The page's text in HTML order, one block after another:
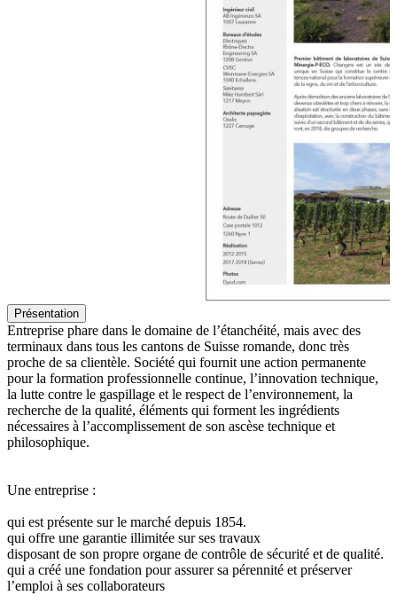
Présentation
Entreprise phare dans le domaine de l’étanchéité, mais avec des
terminaux dans tous les cantons de Suisse romande, donc très
proche de sa clientèle. Société qui fournit une action permanente
pour la formation professionnelle continue, l’innovation technique,
la lutte contre le gaspillage et le respect de l’environnement, la
recherche de la qualité, éléments qui forment les ingrédients
nécessaires à l’accomplissement de son ascèse technique et
philosophique.
Une entreprise :
qui est présente sur le marché depuis 1854.
qui offre une garantie illimitée sur ses travaux
disposant de son propre organe de contrôle de sécurité et de qualité.
qui a créé une fondation pour assurer sa pérennité et préserver
l’emploi à ses collaborateurs